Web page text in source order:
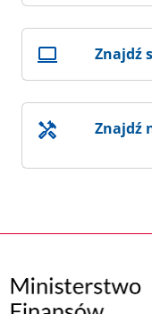
Znajdź
Znajdź